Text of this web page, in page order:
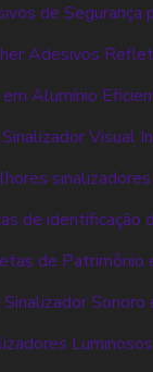
de Segurança
Adesivos
Alumínio
Visual
de
de